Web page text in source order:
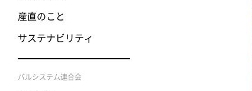
産直のこと
サステナビリティ
パルシステム連合会